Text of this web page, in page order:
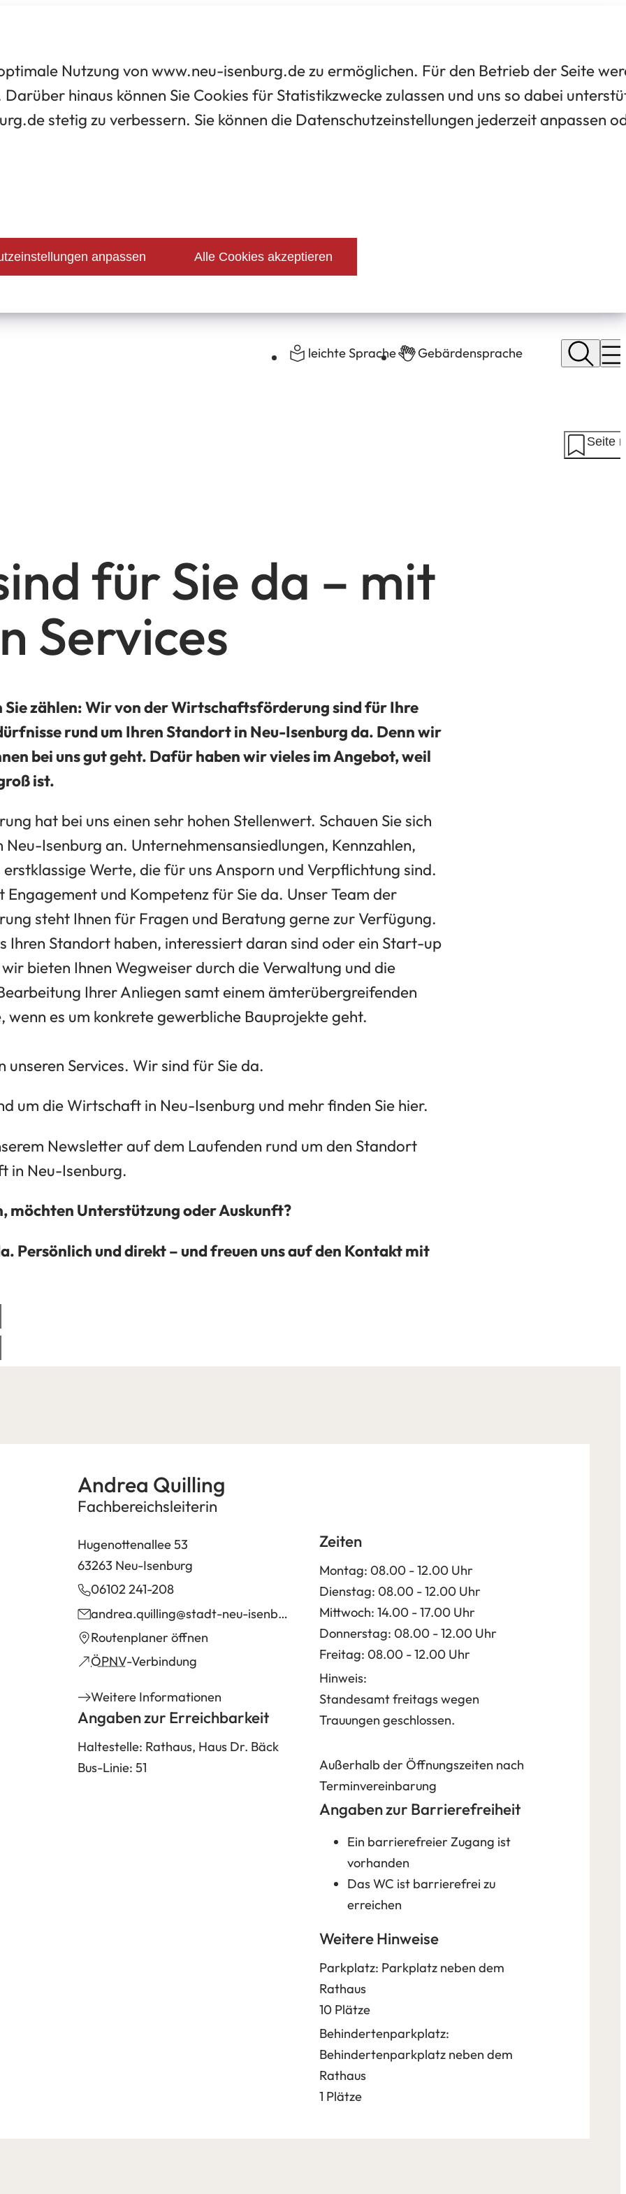
Nutzung von www.neu-isenburg.de zu ermöglichen. Für den Betrieb der Seite
hinaus können Sie Cookies für Statistikzwecke zulassen und uns so dabei
stetig zu verbessern. Sie können die Datenschutzeinstellungen jederzeit anpassen
anpassen Alle Cookies akzeptieren
leichte Sprache Gebärdensprache
Seite
für Sie da – mit
Services
Sie zählen: Wir von der Wirtschaftsförderung sind für Ihre
rund um Ihren Standort in Neu-Isenburg da. Denn wir
bei uns gut geht. Dafür haben wir vieles im Angebot, weil
ist.
hat bei uns einen sehr hohen Stellenwert. Schauen Sie sich
Neu-Isenburg an. Unternehmensansiedlungen, Kennzahlen,
erstklassige Werte, die für uns Ansporn und Verpflichtung sind.
und Kompetenz für Sie da. Unser Team der
steht Ihnen für Fragen und Beratung gerne zur Verfügung.
Ihren Standort haben, interessiert daran sind oder ein Start-up
bieten Ihnen Wegweiser durch die Verwaltung und die
Ihrer Anliegen samt einem ämterübergreifenden
wenn es um konkrete gewerbliche Bauprojekte geht.
unseren Services. Wir sind für Sie da.
um die Wirtschaft in Neu-Isenburg und mehr finden Sie hier.
Newsletter auf dem Laufenden rund um den Standort
in Neu-Isenburg.
möchten Unterstützung oder Auskunft?
Persönlich und direkt – und freuen uns auf den Kontakt mit
Andrea Quilling
Fachbereichsleiterin
Hugenottenallee 53
63263 Neu-Isenburg
06102 241-208
andrea.quilling
stadt-neu-isenburg
Routenplaner öffnen
(Öffnet
in
neuen
Tab)
ÖPNV-Verbindung
(Öffnet
einem
neuen
Tab)
Weitere Informationen
Angaben zur Erreichbarkeit
Haltestelle: Rathaus, Haus Dr. Bäck
Bus-Linie: 51
Zeiten
Montag: 08.00 - 12.00 Uhr
Dienstag: 08.00 - 12.00 Uhr
Mittwoch: 14.00 - 17.00 Uhr
Donnerstag: 08.00 - 12.00 Uhr
Freitag: 08.00 - 12.00 Uhr
Hinweis:
Standesamt freitags wegen
Trauungen geschlossen.
Außerhalb der Öffnungszeiten nach
Terminvereinbarung
Angaben zur Barrierefreiheit
Ein barrierefreier Zugang ist
vorhanden
Das WC ist barrierefrei zu
erreichen
Weitere Hinweise
Parkplatz: Parkplatz neben dem
Rathaus
10 Plätze
Behindertenparkplatz:
Behindertenparkplatz neben dem
Rathaus
1 Plätze